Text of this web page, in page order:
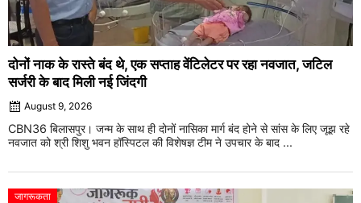
दोनों नाक के रास्ते बंद थे, एक सप्ताह वेंटिलेटर पर रहा नवजात, जटिल
सर्जरी के बाद मिली नई जिंदगी
August 9, 2026
CBN36 बिलासपुर। जन्म के साथ ही दोनों नासिका मार्ग बंद होने से सांस के लिए जूझ रहे
नवजात को श्री शिशु भवन हॉस्पिटल की विशेषज्ञ टीम ने उपचार के बाद ...
जागरूकता